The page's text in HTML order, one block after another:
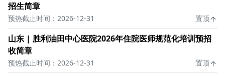
招生简章
预热截止时间：2026-12-31 置顶
山东 | 胜利油田中心医院2026年住院医师规范化培训预招
收简章
预热截止时间：2026-12-31 置顶